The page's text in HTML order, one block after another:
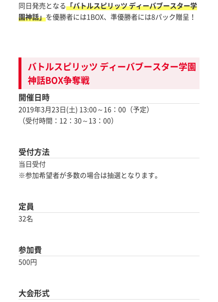
同日発売となる「バトルスピリッツ ディーバブースター学
園神話」を優勝者には1BOX、準優勝者には8パック贈呈！
バトルスピリッツ ディーバブースター学園
神話BOX争奪戦
開催日時
2019年3月23日(土) 13:00～16：00（予定）
（受付時間：12：30～13：00）
受付方法
当日受付
※参加希望者が多数の場合は抽選となります。
定員
32名
参加費
500円
大会形式